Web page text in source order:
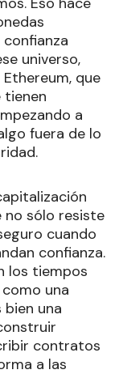
universo,
que
tienen
a
fuera de lo
no sólo resiste
cuando
confianza.
los tiempos
una
bien una
contratos
a las